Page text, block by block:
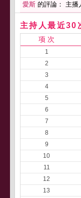
愛斯 的評論： 主播
主持人最近30
项 次
1
2
3
4
5
6
7
8
9
10
11
12
13